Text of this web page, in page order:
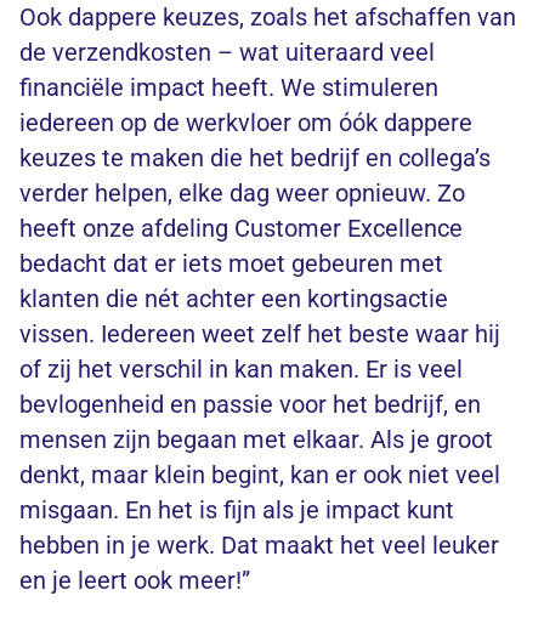
Ook dappere keuzes, zoals het afschaffen van
de verzendkosten – wat uiteraard veel
financiële impact heeft. We stimuleren
iedereen op de werkvloer om óók dappere
keuzes te maken die het bedrijf en collega’s
verder helpen, elke dag weer opnieuw. Zo
heeft onze afdeling Customer Excellence
bedacht dat er iets moet gebeuren met
klanten die nét achter een kortingsactie
vissen. Iedereen weet zelf het beste waar hij
of zij het verschil in kan maken. Er is veel
bevlogenheid en passie voor het bedrijf, en
mensen zijn begaan met elkaar. Als je groot
denkt, maar klein begint, kan er ook niet veel
misgaan. En het is fijn als je impact kunt
hebben in je werk. Dat maakt het veel leuker
en je leert ook meer!”